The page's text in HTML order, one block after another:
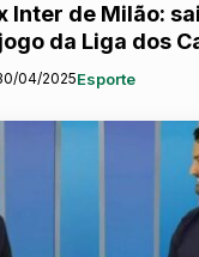
Inter de Milão:
da Liga dos
04/2025Esporte